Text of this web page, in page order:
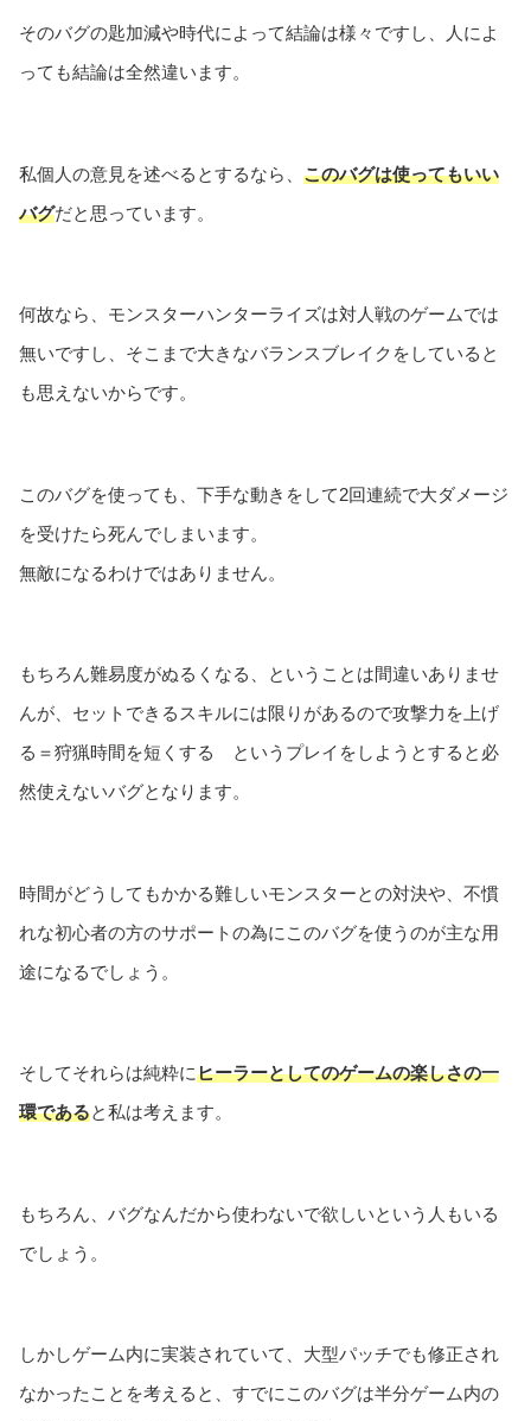
そのバグの匙加減や時代によって結論は様々ですし、人によ
っても結論は全然違います。
私個人の意見を述べるとするなら、 このバグは使ってもいい
バグだと思っています。
何故なら、モンスターハンターライズは対人戦のゲームでは
無いですし、そこまで大きなバランスブレイクをしていると
も思えないからです。
このバグを使っても、下手な動きをして2回連続で大ダメージ
を受けたら死んでしまいます。
無敵になるわけではありません。
もちろん難易度がぬるくなる、ということは間違いありませ
んが、セットできるスキルには限りがあるので攻撃力を上げ
る＝狩猟時間を短くする というプレイをしようとすると必
然使えないバグとなります。
時間がどうしてもかかる難しいモンスターとの対決や、不慣
れな初心者の方のサポートの為にこのバグを使うのが主な用
途になるでしょう。
そしてそれらは純粋にヒーラーとしてのゲームの楽しさの一
環であると私は考えます。
もちろん、バグなんだから使わないで欲しいという人もいる
でしょう。
しかしゲーム内に実装されていて、大型パッチでも修正され
なかったことを考えると、すでにこのバグは半分ゲーム内の